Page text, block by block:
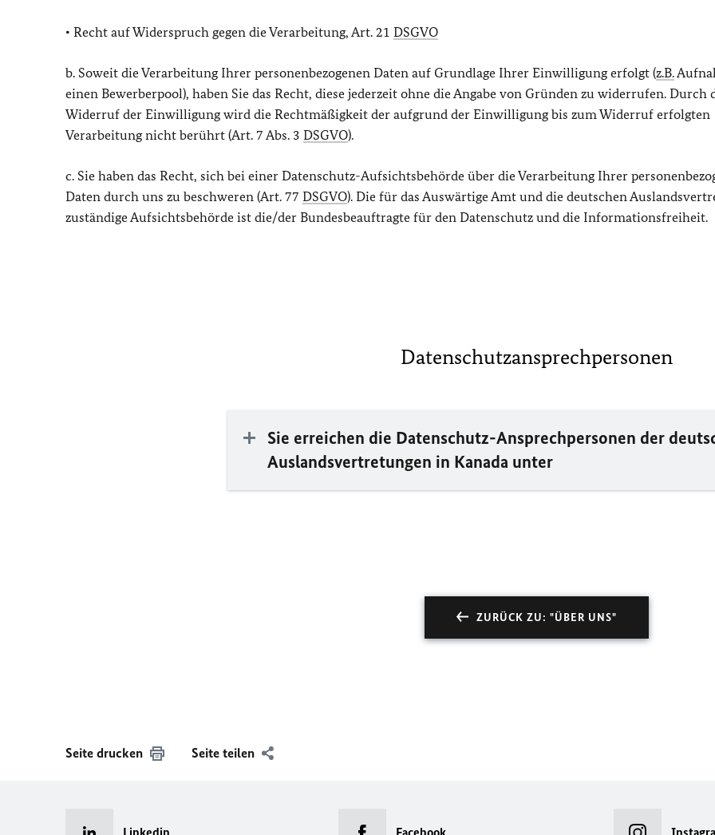
• Recht auf Widerspruch gegen die Verarbeitung, Art. 21 DSGVO
b. Soweit die Verarbeitung Ihrer personenbezogenen Daten auf Grundlage Ihrer Einwilligung erfolgt (z.B.
einen Bewerberpool), haben Sie das Recht, diese jederzeit ohne die Angabe von Gründen zu widerrufen. Durch
Widerruf der Einwilligung wird die Rechtmäßigkeit der aufgrund der Einwilligung bis zum Widerruf erfolgten
Verarbeitung nicht berührt (Art. 7 Abs. 3 DSGVO).
c. Sie haben das Recht, sich bei einer Datenschutz-Aufsichtsbehörde über die Verarbeitung Ihrer
Daten durch uns zu beschweren (Art. 77 DSGVO). Die für das Auswärtige Amt und die deutschen
zuständige Aufsichtsbehörde ist die/der Bundesbeauftragte für den Datenschutz und die Informationsfreiheit.
Datenschutzansprechpersonen
Sie erreichen die Datenschutz-Ansprechpersonen der
Auslandsvertretungen in Kanada unter
ZURÜCK ZU: "ÜBER UNS"
Seite drucken Seite teilen